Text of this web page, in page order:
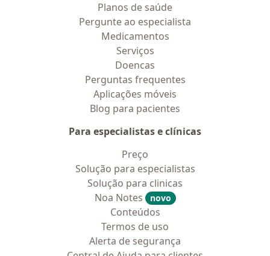
Planos de saúde
Pergunte ao especialista
Medicamentos
Serviços
Doencas
Perguntas frequentes
Aplicações móveis
Blog para pacientes
Para especialistas e clínicas
Preço
Solução para especialistas
Solução para clinicas
Noa Notes
novo
Conteúdos
Termos de uso
Alerta de segurança